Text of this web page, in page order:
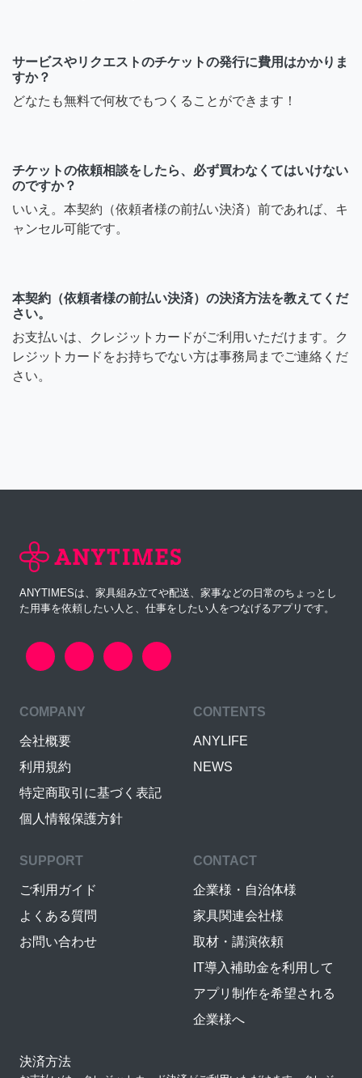
サービスやリクエストのチケットの発行に費用はかかりま
すか？
どなたも無料で何枚でもつくることができます！
チケットの依頼相談をしたら、必ず買わなくてはいけない
のですか？
いいえ。本契約（依頼者様の前払い決済）前であれば、キ
ャンセル可能です。
本契約（依頼者様の前払い決済）の決済方法を教えてくだ
さい。
お支払いは、クレジットカードがご利用いただけます。ク
レジットカードをお持ちでない方は事務局までご連絡くだ
さい。
ANYTIMESは、家具組み立てや配送、家事などの日常のちょっとし
た用事を依頼したい人と、仕事をしたい人をつなげるアプリです。
COMPANY
会社概要
利用規約
特定商取引に基づく表記
個人情報保護方針
CONTENTS
ANYLIFE
NEWS
SUPPORT
ご利用ガイド
よくある質問
お問い合わせ
CONTACT
企業様・自治体様
家具関連会社様
取材・講演依頼
IT導入補助金を利用して
アプリ制作を希望される
企業様へ
決済方法